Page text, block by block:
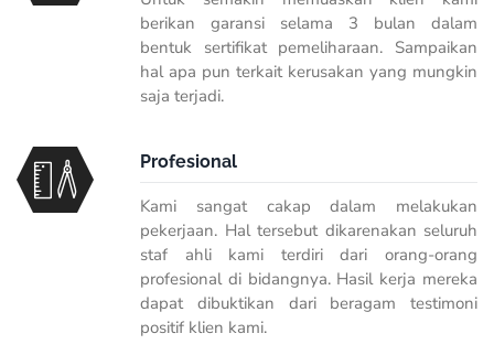
berikan garansi selama 3 bulan dalam
bentuk sertifikat pemeliharaan. Sampaikan
hal apa pun terkait kerusakan yang mungkin
saja terjadi.
Profesional
Kami sangat cakap dalam melakukan
pekerjaan. Hal tersebut dikarenakan seluruh
staf ahli kami terdiri dari orang-orang
profesional di bidangnya. Hasil kerja mereka
dapat dibuktikan dari beragam testimoni
positif klien kami.